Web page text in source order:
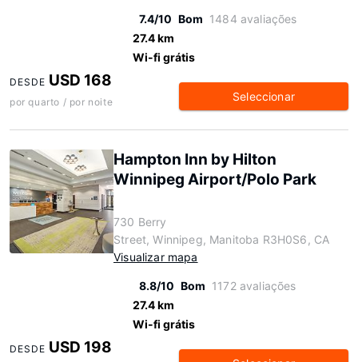
7.4/10 Bom 1484 avaliações
27.4 km
Wi-fi grátis
DESDE USD 168
por quarto / por noite Seleccionar
Hampton Inn by Hilton
Winnipeg Airport/Polo Park
730 Berry
Street, Winnipeg, Manitoba R3H0S6, CA
Visualizar mapa
8.8/10 Bom 1172 avaliações
27.4 km
Wi-fi grátis
DESDE USD 198